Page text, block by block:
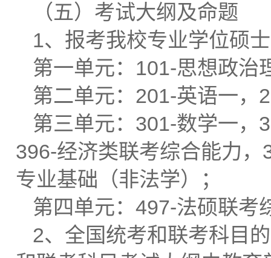
（五）考试大纲及命题
1、报考我校专业学位硕
第一单元：101-思想政治
第二单元：201-英语一，
第三单元：301-数学一，
396-经济类联考综合能力
专业基础（非法学）；
第四单元：497-法硕联考
2、全国统考和联考科目